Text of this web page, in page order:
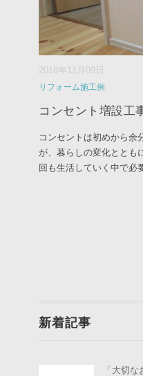
2018年11月09日
リフォーム施工例
コンセント増設工
コンセントは初めから余
が、暮らしの変化ととも
回も生活していく中で必
新着記事
「大切